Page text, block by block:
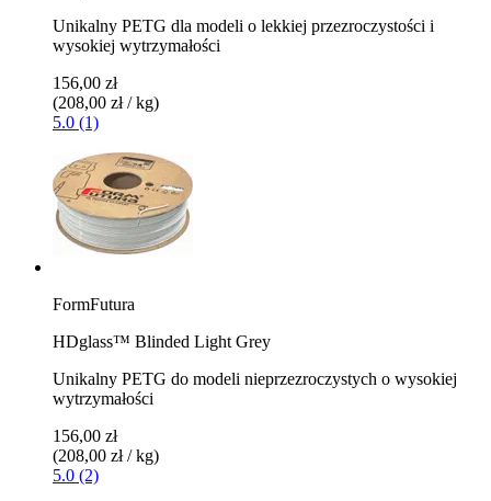
Unikalny PETG dla modeli o lekkiej przezroczystości i
wysokiej wytrzymałości
156,00 zł
(208,00 zł / kg)
5.0 (1)
FormFutura
HDglass™ Blinded Light Grey
Unikalny PETG do modeli nieprzezroczystych o wysokiej
wytrzymałości
156,00 zł
(208,00 zł / kg)
5.0 (2)